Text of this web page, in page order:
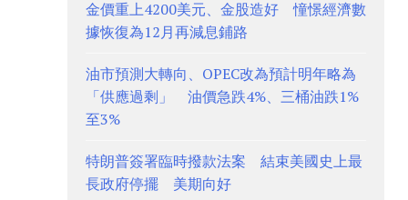
金價重上4200美元、金股造好 憧憬經濟數
據恢復為12月再減息鋪路
油市預測大轉向、OPEC改為預計明年略為
「供應過剩」 油價急跌4%、三桶油跌1%
至3%
特朗普簽署臨時撥款法案 結束美國史上最
長政府停擺 美期向好